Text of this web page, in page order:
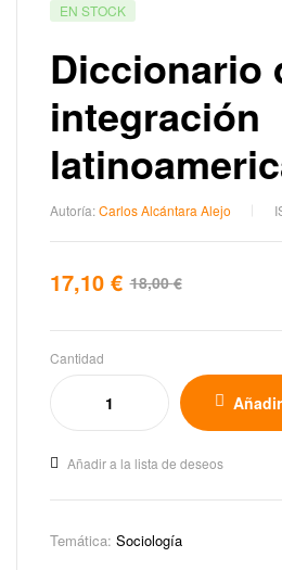
EN STOCK
Diccionario
integración
Autoría:Carlos Alcántara Alejo
18,00€
17,10 €
Cantidad
Añadir a la lista de deseos
Temática: Sociología